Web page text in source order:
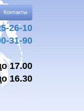
Контакты
26-10
31-90
17.00
16.30